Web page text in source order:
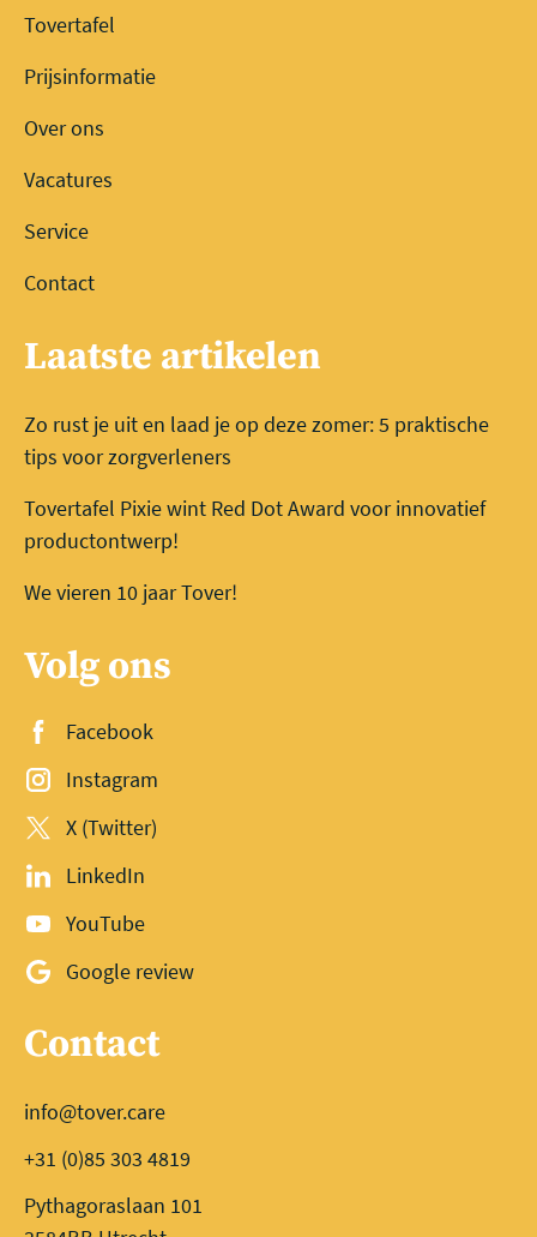
Tovertafel
Prijsinformatie
Over ons
Vacatures
Service
Contact
Laatste artikelen
Zo rust je uit en laad je op deze zomer: 5 praktische
tips voor zorgverleners
Tovertafel Pixie wint Red Dot Award voor innovatief
productontwerp!
We vieren 10 jaar Tover!
Volg ons
Facebook
Instagram
X (Twitter)
LinkedIn
YouTube
Google review
Contact
info@tover.care
+31 (0)85 303 4819
Pythagoraslaan 101